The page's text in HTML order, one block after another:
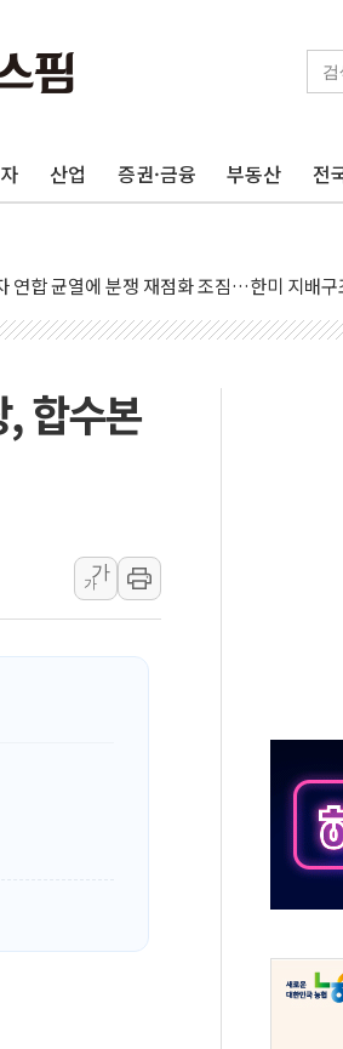
산업 증권·금융 부동산 전
자조금, 노인복지관 찾아 어르신 우유 지원 점
코리아 롤링파스타, 파브리 셰프 모델 발탁
석유화학, 2분기 영업익 4배 '껑충'…전부문
리브영 흔드는 '신흥 강자' 다이소·시코르
사업자, 등록임대 세제혜택 축소에 반발…"
건설, 50대 이강석 대표 전면에...임원·조직
트럼프 오글스 미 하원의원, 테네시주 경선서 낙
식이야 코인이야"…연속 사이드카·널뛰기에
성윤 '호남 민심은 주석야청' 파장…친명계 "
경원 의원 "장기보유 1주택자 과도한 세금
대통령, 규제합리화위 부위원장에 김태유·
병도 "국민의힘, 말로만 주택 공급…도시정
합수본
가
가